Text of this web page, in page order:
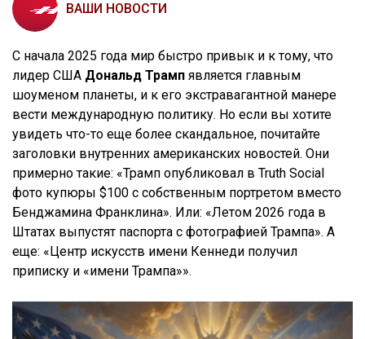
ВАШИ НОВОСТИ
С начала 2025 года мир быстро привык и к тому, что
лидер США Дональд Трамп является главным
шоуменом планеты, и к его экстравагантной манере
вести международную политику. Но если вы хотите
увидеть что-то еще более скандальное, почитайте
заголовки внутренних американских новостей. Они
примерно такие: «Трамп опубликовал в Truth Social
фото купюры $100 с собственным портретом вместо
Бенджамина Франклина». Или: «Летом 2026 года в
Штатах выпустят паспорта с фотографией Трампа». А
еще: «Центр искусств имени Кеннеди получил
приписку и «имени Трампа»».